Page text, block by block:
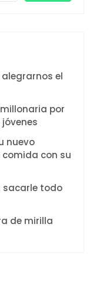
el
por
nuevo
con su
sacarle todo
de mirilla